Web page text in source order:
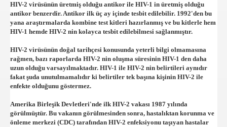
HIV-2 virüsünün üretmiş olduğu antikor ile HIV-1 in üretmiş olduğu
antikor benzerdir. Antikor ilk üç ay içinde tesbit edilebilir. 1992'den bu
yana araştırmalarda kombine test kitleri hazırlanmış ve bu kitlerle hem
HIV-1 hemde HIV-2 nin kolayca tesbit edilebilmesi sağlanmıştır.
HIV-2 virüsünün doğal tarihçesi konusunda yeterli bilgi olmamasına
rağmen, bazı raporlarda HIV-2 nin oluşma süresinin HIV-1 den daha
uzun olduğu varsayılmaktadır. HIV-1 ile HIV-2 nin belirtileri aynıdır
fakat şuda unutulmamalıdır ki belirtiler tek başına kişinin HIV-2 ile
enfekte olduğunu göstermez.
Amerika Birleşik Devletleri'nde ilk HIV-2 vakası 1987 yılında
görülmüştür. Bu vakanın görülmesinden sonra, hastalıktan korunma ve
önleme merkezi (CDC) tarafından HIV-2 enfeksiyonu taşıyan hastalar